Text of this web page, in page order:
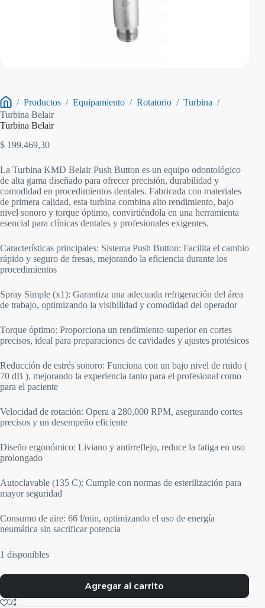
Inicio
/ Productos / Equipamiento / Rotatorio / Turbina /
Turbina Belair
Turbina Belair
$ 199.469,30
La Turbina KMD Belair Push Button es un equipo odontológico
de alta gama diseñado para ofrecer precisión, durabilidad y
comodidad en procedimientos dentales. Fabricada con materiales
de primera calidad, esta turbina combina alto rendimiento, bajo
nivel sonoro y torque óptimo, convirtiéndola en una herramienta
esencial para clínicas dentales y profesionales exigentes.
Características principales: Sistema Push Button: Facilita el cambio
rápido y seguro de fresas, mejorando la eficiencia durante los
procedimientos
Spray Simple (x1): Garantiza una adecuada refrigeración del área
de trabajo, optimizando la visibilidad y comodidad del operador
Torque óptimo: Proporciona un rendimiento superior en cortes
precisos, ideal para preparaciones de cavidades y ajustes protésicos
Reducción de estrés sonoro: Funciona con un bajo nivel de ruido (
70 dB ), mejorando la experiencia tanto para el profesional como
para el paciente
Velocidad de rotación: Opera a 280,000 RPM, asegurando cortes
precisos y un desempeño eficiente
Diseño ergonómico: Liviano y antirreflejo, reduce la fatiga en uso
prolongado
Autoclavable (135 C): Cumple con normas de esterilización para
mayor seguridad
Consumo de aire: 66 l/min, optimizando el uso de energía
neumática sin sacrificar potencia
1 disponibles
Agregar al carrito